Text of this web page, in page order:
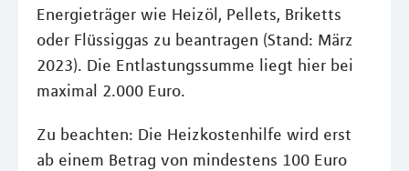
Energieträger wie Heizöl, Pellets, Briketts
oder Flüssiggas zu beantragen (Stand: März
2023). Die Entlastungssumme liegt hier bei
maximal 2.000 Euro.
Zu beachten: Die Heizkostenhilfe wird erst
ab einem Betrag von mindestens 100 Euro